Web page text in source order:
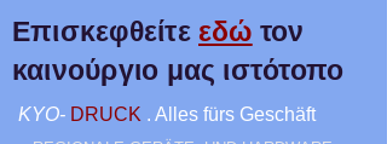
KYO- DRUCK . Alles fürs Geschäft
Επισκεφθείτε εδώ τον
καινούργιο μας ιστότοπο